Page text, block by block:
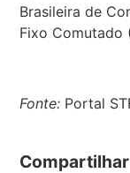
Brasileira de
Fixo Comutado
Fonte: Portal
Compartilhar